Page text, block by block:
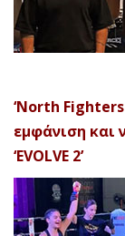
‘North
εμφάνιση και
‘EVOLVE 2’